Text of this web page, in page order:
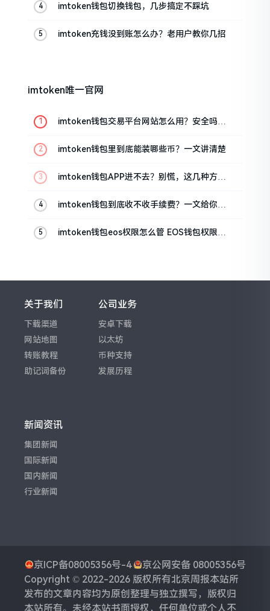
imtoken钱包切换钱包，几步搞定不踩坑
imtoken充钱没到账怎么办？老用户教你几招
imtoken唯一官网
imtoken钱包交易平台网站怎么用？安全吗？
imtoken钱包里到底能装哪些币？一文讲清楚
imtoken钱包APP进不去？别慌，这几种方法
imtoken钱包到底收不收手续费？一文给你说
imtoken钱包eos权限怎么管 EOS钱包权限设
关于我们
下载渠道
网站地图
转账教程
助记词备份
公司业务
安卓下载
以太坊
币种支持
发展历程
新闻资讯
集团新闻
国际新闻
国内新闻
行业新闻
京ICP备08005356号-4
京公网安备 08005356号
Copyright © 2022-2026 版权所有北京周报本站所
发布的文章内容均为原创整理与独立撰写，版权归
本站所有。未经本站书面授权，任何单位或个人不